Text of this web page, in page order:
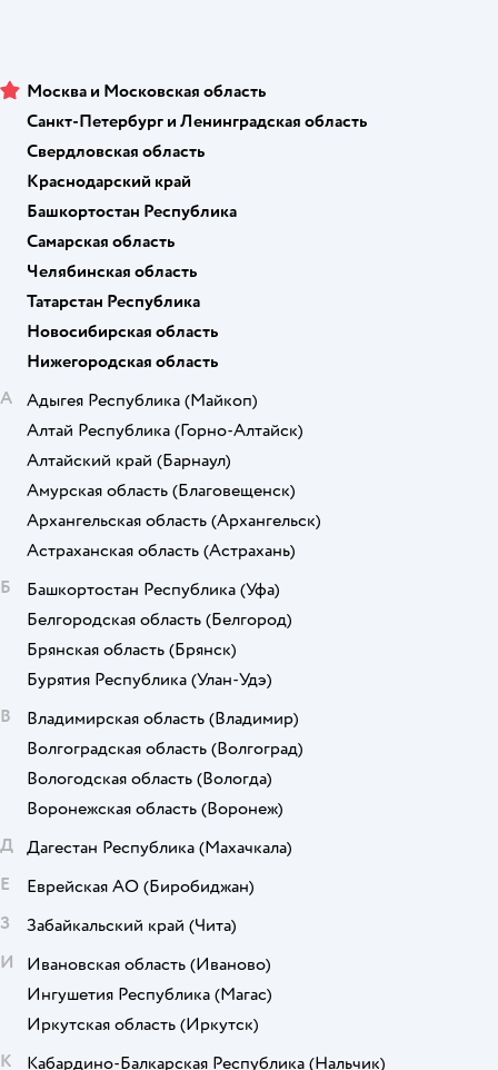
Москва и Московская область
Санкт-Петербург и Ленинградская область
Свердловская область
Краснодарский край
Башкортостан Республика
Самарская область
Челябинская область
Татарстан Республика
Новосибирская область
Нижегородская область
А
Адыгея Республика (Майкоп)
Алтай Республика (Горно-Алтайск)
Алтайский край (Барнаул)
Амурская область (Благовещенск)
Архангельская область (Архангельск)
Астраханская область (Астрахань)
Б
Башкортостан Республика (Уфа)
Белгородская область (Белгород)
Брянская область (Брянск)
Бурятия Республика (Улан-Удэ)
В
Владимирская область (Владимир)
Волгоградская область (Волгоград)
Вологодская область (Вологда)
Воронежская область (Воронеж)
Д Дагестан Республика (Махачкала)
Е
Еврейская АО (Биробиджан)
З
Забайкальский край (Чита)
И
Ивановская область (Иваново)
Ингушетия Республика (Магас)
Иркутская область (Иркутск)
К
Кабардино-Балкарская Республика (Нальчик)